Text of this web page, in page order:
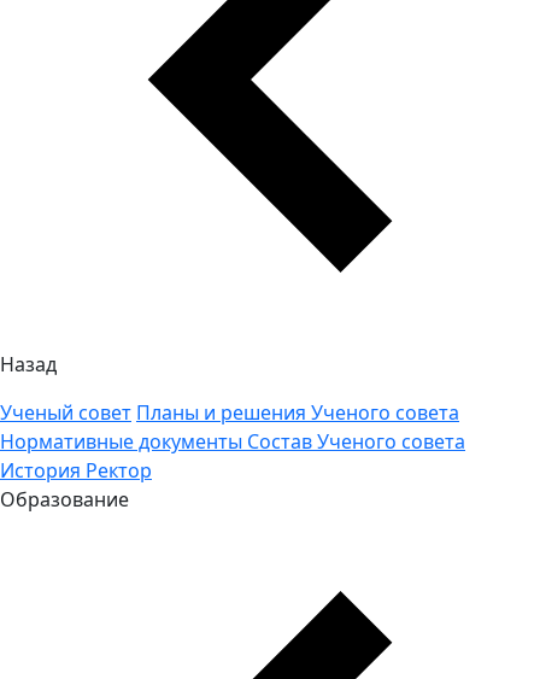
Назад
Ученый совет Планы и решения Ученого совета
Нормативные документы Состав Ученого совета
История Ректор
Образование